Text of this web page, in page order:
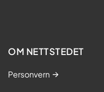
OM NETTSTEDET
Personvern